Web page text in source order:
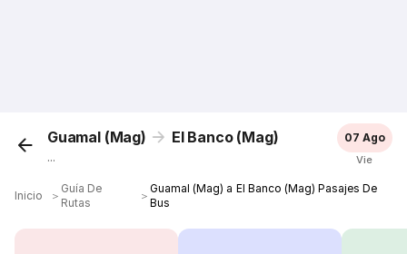
Guamal (Mag) El Banco (Mag)
...
07 Ago
Vie
Inicio ＞
Guía De
Rutas
＞
Guamal (Mag) a El Banco (Mag) Pasajes De
Bus